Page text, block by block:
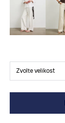
Zvolte velikost